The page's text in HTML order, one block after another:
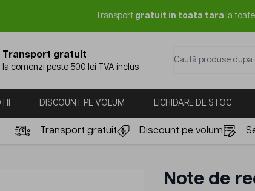
Transport gratuit in toata tara la
Transport gratuit
la comenzi peste 500 lei TVA inclus
DISCOUNT PE VOLUM LICHIDARE DE STOC
Transport gratuit Discount pe volum
Note de